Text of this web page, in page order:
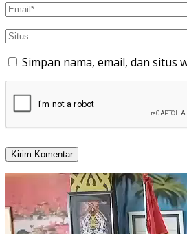
Simpan nama, email, dan situs